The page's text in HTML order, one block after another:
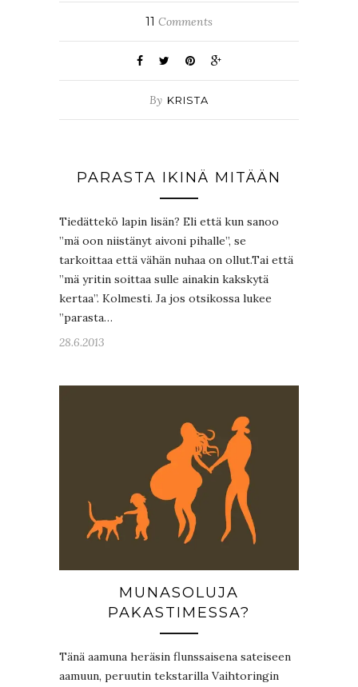
11 Comments
By KRISTA
PARASTA IKINÄ MITÄÄN
Tiedättekö lapin lisän? Eli että kun sanoo
”mä oon niistänyt aivoni pihalle”, se
tarkoittaa että vähän nuhaa on ollut.Tai että
”mä yritin soittaa sulle ainakin kakskytä
kertaa”. Kolmesti. Ja jos otsikossa lukee
”parasta…
28.6.2013
MUNASOLUJA
PAKASTIMESSA?
Tänä aamuna heräsin flunssaisena sateiseen
aamuun, peruutin tekstarilla Vaihtoringin